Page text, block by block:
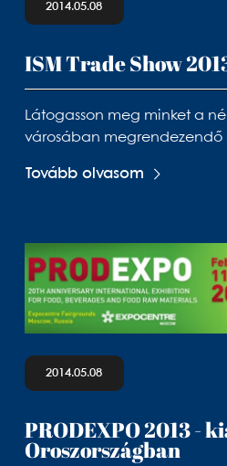
2014.05.08
ISM Trade Show
Látogasson meg minket a
városában megrendezendő
Tovább olvasom
2014.05.08
PRODEXPO 2013 -
Oroszországban